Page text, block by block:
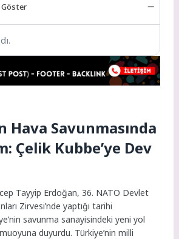
Göster
Hava Savunmasında
Çelik Kubbe’ye Dev
Tayyip Erdoğan, 36. NATO Devlet
Zirvesi’nde yaptığı tarihi
savunma sanayisindeki yeni yol
duyurdu. Türkiye’nin milli